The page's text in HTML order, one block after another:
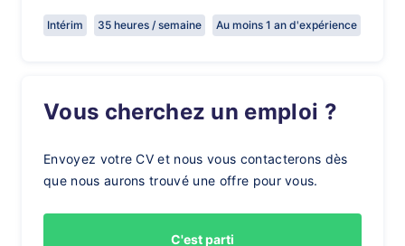
Intérim 35 heures / semaine Au moins 1 an d'expérience
Vous cherchez un emploi ?
Envoyez votre CV et nous vous contacterons dès
que nous aurons trouvé une offre pour vous.
C'est parti